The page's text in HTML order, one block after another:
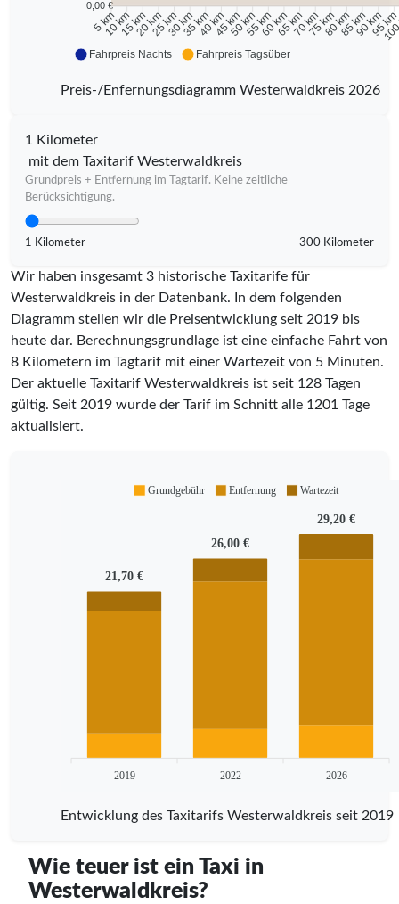
0,00 €
5 km
10 km15 km20 km25 km30 km35 km40 km45 km50 km55 km60 km65 km70 km75 km80 km85 km90 km95 km
Fahrpreis Nachts Fahrpreis Tagsüber
Preis-/Enfernungsdiagramm Westerwaldkreis 2026
1 Kilometer
mit dem Taxitarif Westerwaldkreis
Grundpreis + Entfernung im Tagtarif. Keine zeitliche
Berücksichtigung.
1 Kilometer 300 Kilometer
Wir haben insgesamt 3 historische Taxitarife für
Westerwaldkreis in der Datenbank. In dem folgenden
Diagramm stellen wir die Preisentwicklung seit 2019 bis
heute dar. Berechnungsgrundlage ist eine einfache Fahrt von
8 Kilometern im Tagtarif mit einer Wartezeit von 5 Minuten.
Der aktuelle Taxitarif Westerwaldkreis ist seit 128 Tagen
gültig. Seit 2019 wurde der Tarif im Schnitt alle 1201 Tage
aktualisiert.
21,70 €
26,00 €
29,20 €
2019 2022 2026
Grundgebühr Entfernung Wartezeit
Entwicklung des Taxitarifs Westerwaldkreis seit 2019
Wie teuer ist ein Taxi in
Westerwaldkreis?